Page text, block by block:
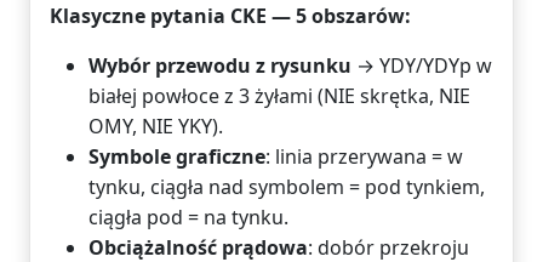
Klasyczne pytania CKE — 5 obszarów:
Wybór przewodu z rysunku → YDY/YDYp w
białej powłoce z 3 żyłami (NIE skrętka, NIE
OMY, NIE YKY).
Symbole graficzne: linia przerywana = w
tynku, ciągła nad symbolem = pod tynkiem,
ciągła pod = na tynku.
Obciążalność prądowa: dobór przekroju